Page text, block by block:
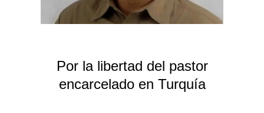
Por la libertad del pastor
encarcelado en Turquía